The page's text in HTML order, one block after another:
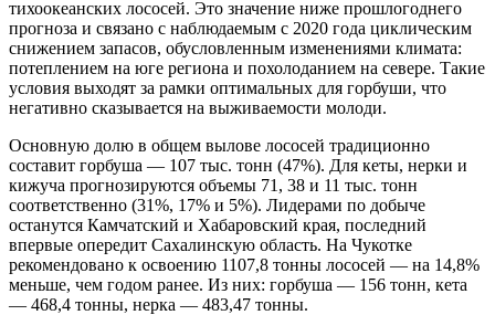
тихоокеанских лососей. Это значение ниже прошлогоднего
прогноза и связано с наблюдаемым с 2020 года циклическим
снижением запасов, обусловленным изменениями климата:
потеплением на юге региона и похолоданием на севере. Такие
условия выходят за рамки оптимальных для горбуши, что
негативно сказывается на выживаемости молоди.
Основную долю в общем вылове лососей традиционно
составит горбуша — 107 тыс. тонн (47%). Для кеты, нерки и
кижуча прогнозируются объемы 71, 38 и 11 тыс. тонн
соответственно (31%, 17% и 5%). Лидерами по добыче
останутся Камчатский и Хабаровский края, последний
впервые опередит Сахалинскую область. На Чукотке
рекомендовано к освоению 1107,8 тонны лососей — на 14,8%
меньше, чем годом ранее. Из них: горбуша — 156 тонн, кета
— 468,4 тонны, нерка — 483,47 тонны.